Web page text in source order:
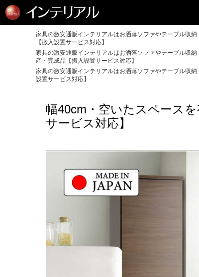
家具の激安通販インテリアルはお洒落ソファやテーブル収
【搬入設置サービス対応】
家具の激安通販インテリアルはお洒落ソファやテーブル収
産・完成品【搬入設置サービス対応】
家具の激安通販インテリアルはお洒落ソファやテーブル収
設置サービス対応】
幅40cm・空いたスペース
サービス対応】